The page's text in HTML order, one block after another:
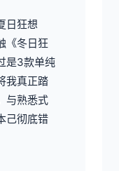
日狂想
《冬日狂
是3款​​单纯
我真正踏
与熟悉式
己彻底错